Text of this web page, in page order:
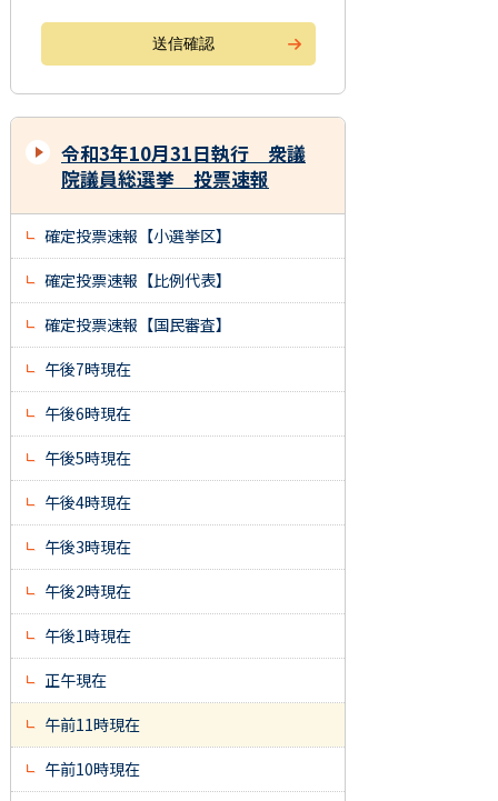
令和3年10月31日執行 衆議
院議員総選挙 投票速報
確定投票速報【小選挙区】
確定投票速報【比例代表】
確定投票速報【国民審査】
午後7時現在
午後6時現在
午後5時現在
午後4時現在
午後3時現在
午後2時現在
午後1時現在
正午現在
午前11時現在
午前10時現在